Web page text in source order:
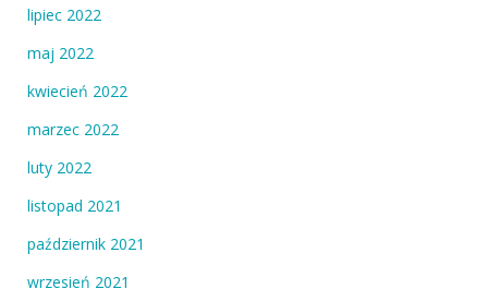
lipiec 2022
maj 2022
kwiecień 2022
marzec 2022
luty 2022
listopad 2021
październik 2021
wrzesień 2021